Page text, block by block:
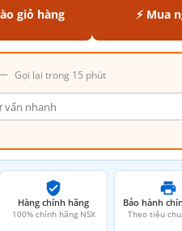
giỏ hàng ⚡ Mua
Gọi lại trong 15 phút
Hàng chính hãng
100% chính hãng NSX
Bảo hành
Theo tiêu